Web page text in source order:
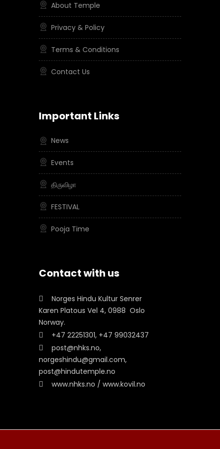
About Temple
Privacy & Policy
Terms & Conditions
Contact Us
Important Links
News
Events
திருவிழா
FESTIVAL
Pooja Time
Contact with us
Norges Hindu Kultur Senrer
Karen Platous Vel 4, 0988 Oslo
Norway.
+47 22251301, +47 99032437
post@nhks.no,
norgeshindu@gmail.com,
post@hindutemple.no
www.nhks.no / www.kovil.no